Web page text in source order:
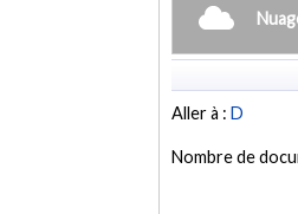
Aller à :D
Nombre de